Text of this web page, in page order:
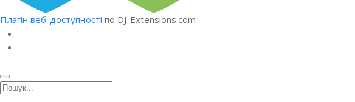
Плагін веб-доступності по DJ-Extensions.com